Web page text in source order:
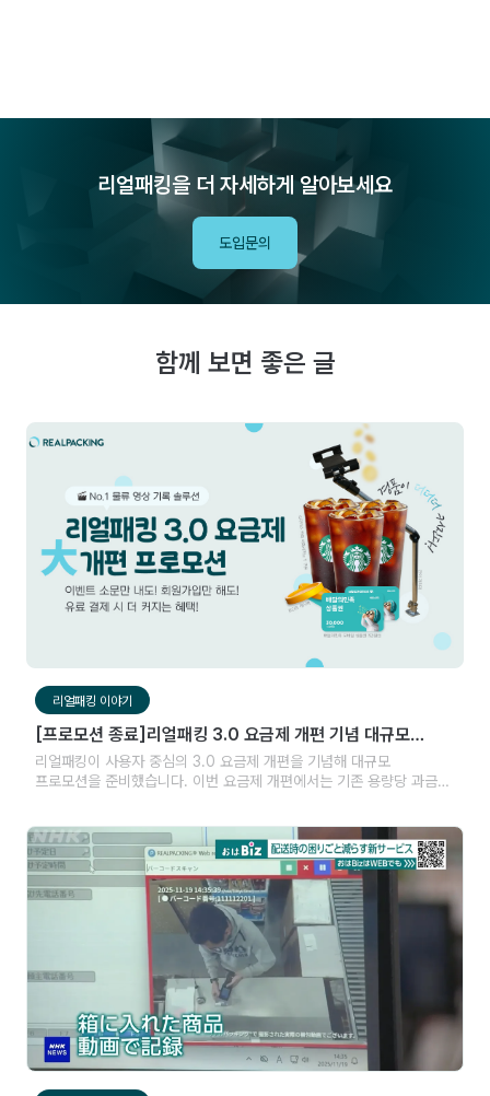
리얼패킹을 더 자세하게 알아보세요
도입문의
함께 보면 좋은 글
리얼패킹 이야기
[프로모션 종료]리얼패킹 3.0 요금제 개편 기념 대규모
프로모션!
리얼패킹이 사용자 중심의 3.0 요금제 개편을 기념해 대규모
프로모션을 준비했습니다. 이번 요금제 개편에서는 기존 용량당 과금
사용자 편의성을 상승시켰습니다!